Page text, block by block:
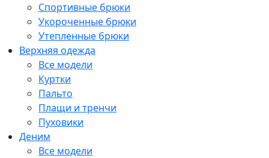
Спортивные брюки
Укороченные брюки
Утепленные брюки
Верхняя одежда
Все модели
Куртки
Пальто
Плащи и тренчи
Пуховики
Деним
Все модели